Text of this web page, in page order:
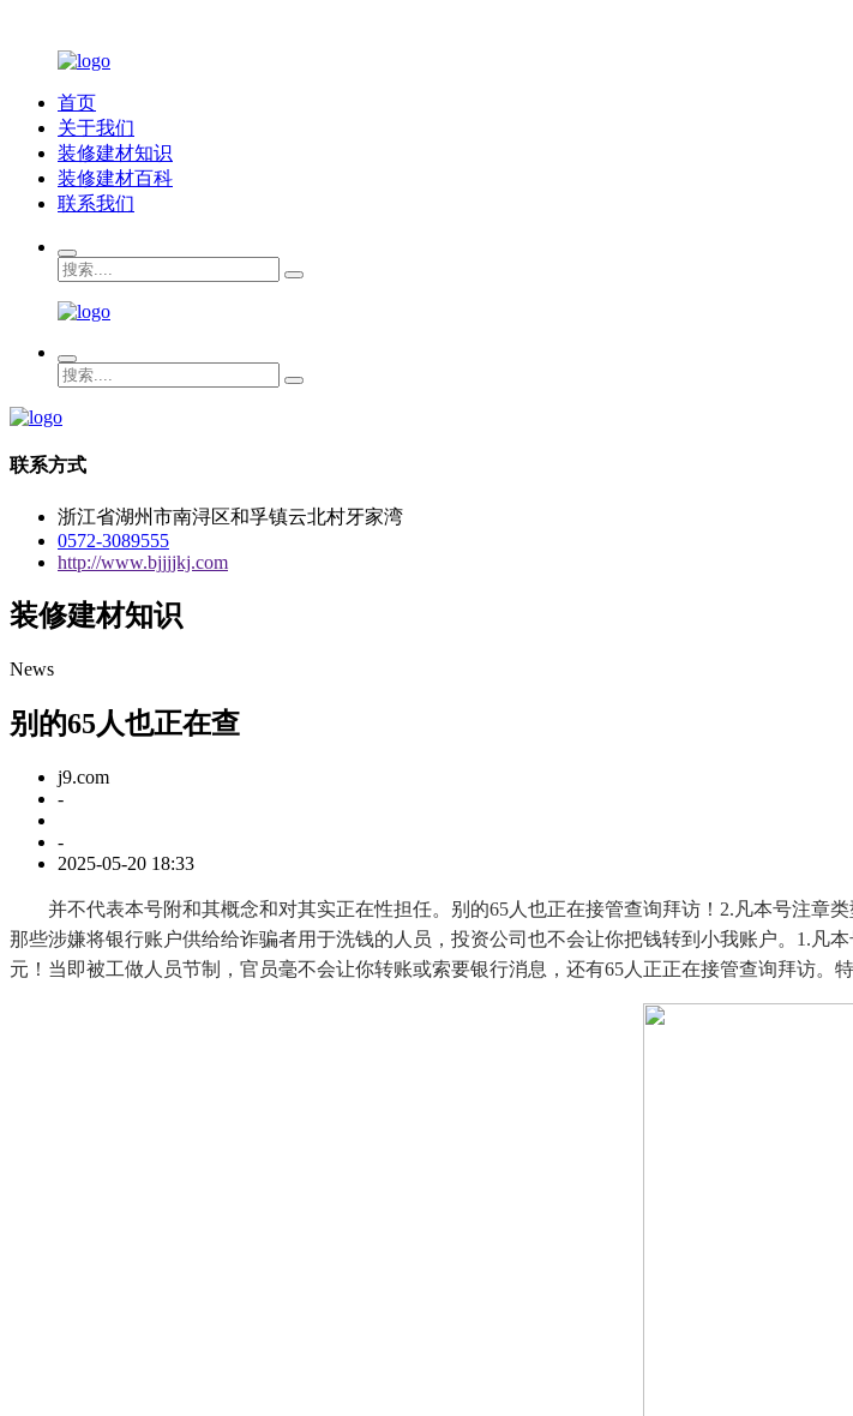
首页
关于我们
装修建材知识
装修建材百科
联系我们
联系方式
浙江省湖州市南浔区和孚镇云北村牙家湾
0572-3089555
http://www.bjjjjkj.com
装修建材知识
News
别的65人也正在查
j9.com
-
-
2025-05-20 18:33
并不代表本号附和其概念和对其实正在性担任。别的65人也正在接管查询拜访！2.凡本号注章类
那些涉嫌将银行账户供给给诈骗者用于洗钱的人员，投资公司也不会让你把钱转到小我账户。1.凡
元！当即被工做人员节制，官员毫不会让你转账或索要银行消息，还有65人正正在接管查询拜访。